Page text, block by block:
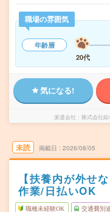
職場の雰囲気
年齢層
20代
気になる!
派遣会社 株式会社
未読 掲載日 2026/08/05
【扶養内が外せ
作業/日払いOK
職種未経験OK 交通費別